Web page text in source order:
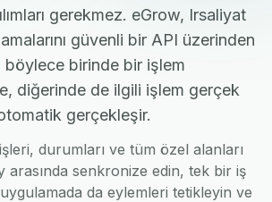
gerekmez. eGrow, Irsaliyat
güvenli bir API üzerinden
birinde bir işlem
diğerinde de ilgili işlem gerçek
gerçekleşir.
durumları ve tüm özel alanları
arasında senkronize edin, tek bir iş
da eylemleri tetikleyin ve